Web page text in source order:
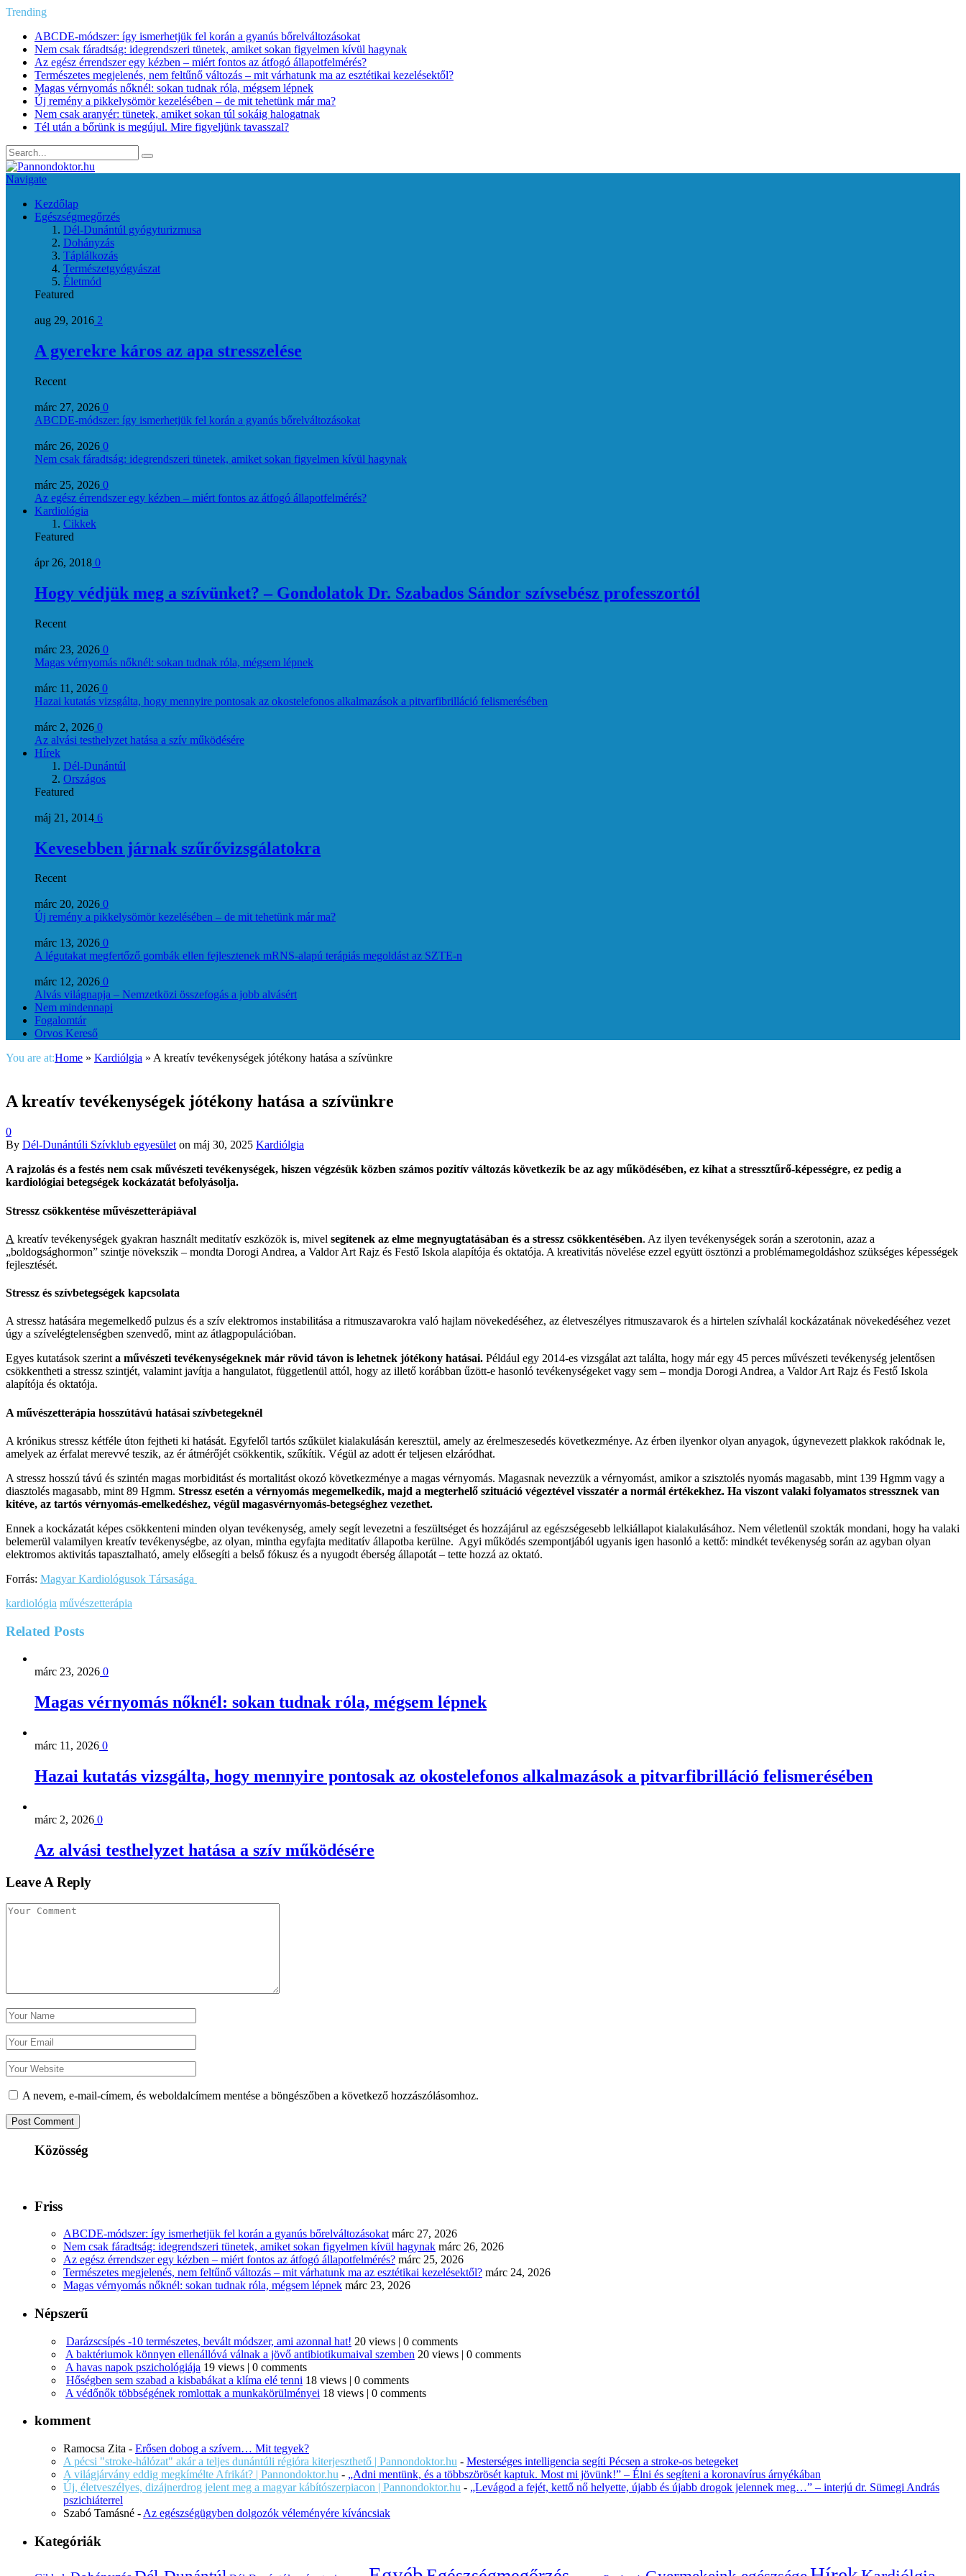
Trending
ABCDE‑módszer: így ismerhetjük fel korán a gyanús bőrelváltozásokat
Nem csak fáradtság: idegrendszeri tünetek, amiket sokan figyelmen kívül hagynak
Az egész érrendszer egy kézben – miért fontos az átfogó állapotfelmérés?
Természetes megjelenés, nem feltűnő változás – mit várhatunk ma az esztétikai kezelésektől?
Magas vérnyomás nőknél: sokan tudnak róla, mégsem lépnek
Új remény a pikkelysömör kezelésében – de mit tehetünk már ma?
Nem csak aranyér: tünetek, amiket sokan túl sokáig halogatnak
Tél után a bőrünk is megújul. Mire figyeljünk tavasszal?
Navigate
Kezdőlap
Egészségmegőrzés
Dél-Dunántúl gyógyturizmusa
Dohányzás
Táplálkozás
Természetgyógyászat
Életmód
Featured
aug 29, 2016 2
A gyerekre káros az apa stresszelése
Recent
márc 27, 2026 0
ABCDE‑módszer: így ismerhetjük fel korán a gyanús bőrelváltozásokat
márc 26, 2026 0
Nem csak fáradtság: idegrendszeri tünetek, amiket sokan figyelmen kívül hagynak
márc 25, 2026 0
Az egész érrendszer egy kézben – miért fontos az átfogó állapotfelmérés?
Kardiológia
Cikkek
Featured
ápr 26, 2018 0
Hogy védjük meg a szívünket? – Gondolatok Dr. Szabados Sándor szívsebész professzortól
Recent
márc 23, 2026 0
Magas vérnyomás nőknél: sokan tudnak róla, mégsem lépnek
márc 11, 2026 0
Hazai kutatás vizsgálta, hogy mennyire pontosak az okostelefonos alkalmazások a pitvarfibrilláció felismerésében
márc 2, 2026 0
Az alvási testhelyzet hatása a szív működésére
Hírek
Dél-Dunántúl
Országos
Featured
máj 21, 2014 6
Kevesebben járnak szűrővizsgálatokra
Recent
márc 20, 2026 0
Új remény a pikkelysömör kezelésében – de mit tehetünk már ma?
márc 13, 2026 0
A légutakat megfertőző gombák ellen fejlesztenek mRNS-alapú terápiás megoldást az SZTE-n
márc 12, 2026 0
Alvás világnapja – Nemzetközi összefogás a jobb alvásért
Nem mindennapi
Fogalomtár
Orvos Kereső
You are at:Home » Kardiólgia » A kreatív tevékenységek jótékony hatása a szívünkre
A kreatív tevékenységek jótékony hatása a szívünkre
0
By Dél-Dunántúli Szívklub egyesület on máj 30, 2025 Kardiólgia
A rajzolás és a festés nem csak művészeti tevékenységek, hiszen végzésük közben számos pozitív változás következik be az agy működésében, ez kihat a stressztűrő-képességre, ez pedig a
kardiológiai betegségek kockázatát befolyásolja.
Stressz csökkentése művészetterápiával
A kreatív tevékenységek gyakran használt meditatív eszközök is, mivel segítenek az elme megnyugtatásában és a stressz csökkentésében. Az ilyen tevékenységek során a szerotonin, azaz a
„boldogsághormon” szintje növekszik – mondta Dorogi Andrea, a Valdor Art Rajz és Festő Iskola alapítója és oktatója. A kreativitás növelése ezzel együtt ösztönzi a problémamegoldáshoz szükséges képességek
fejlesztését.
Stressz és szívbetegségek kapcsolata
A stressz hatására megemelkedő pulzus és a szív elektromos instabilitása a ritmuszavarokra való hajlam növekedéséhez, az életveszélyes ritmuszavarok és a hirtelen szívhalál kockázatának növekedéséhez vezet
úgy a szívelégtelenségben szenvedő, mint az átlagpopulációban.
Egyes kutatások szerint a művészeti tevékenységeknek már rövid távon is lehetnek jótékony hatásai. Például egy 2014-es vizsgálat azt találta, hogy már egy 45 perces művészeti tevékenység jelentősen
csökkentheti a stressz szintjét, valamint javítja a hangulatot, függetlenül attól, hogy az illető korábban űzött-e hasonló tevékenységeket vagy sem – mondja Dorogi Andrea, a Valdor Art Rajz és Festő Iskola
alapítója és oktatója.
A művészetterápia hosszútávú hatásai szívbetegeknél
A krónikus stressz kétféle úton fejtheti ki hatását. Egyfelől tartós szűkület kialakulásán keresztül, amely az érelmeszesedés következménye. Az érben ilyenkor olyan anyagok, úgynevezett plakkok rakódnak le,
amelyek az érfalat merevvé teszik, az ér átmérőjét csökkentik, szűkítik. Végül az adott ér teljesen elzáródhat.
A stressz hosszú távú és szintén magas morbiditást és mortalitást okozó következménye a magas vérnyomás. Magasnak nevezzük a vérnyomást, amikor a szisztolés nyomás magasabb, mint 139 Hgmm vagy a
diasztolés magasabb, mint 89 Hgmm. Stressz esetén a vérnyomás megemelkedik, majd a megterhelő szituáció végeztével visszatér a normál értékekhez. Ha viszont valaki folyamatos stressznek van
kitéve, az tartós vérnyomás-emelkedéshez, végül magasvérnyomás-betegséghez vezethet.
Ennek a kockázatát képes csökkenteni minden olyan tevékenység, amely segít levezetni a feszültséget és hozzájárul az egészségesebb lelkiállapot kialakulásához. Nem véletlenül szokták mondani, hogy ha valaki
belemerül valamilyen kreatív tevékenységbe, az olyan, mintha egyfajta meditatív állapotba kerülne. Agyi működés szempontjából ugyanis igen hasonló a kettő: mindkét tevékenység során az agyban olyan
elektromos aktivitás tapasztalható, amely elősegíti a belső fókusz és a nyugodt éberség állapotát – tette hozzá az oktató.
Forrás: Magyar Kardiológusok Társasága
kardiológia művészetterápia
Related Posts
márc 23, 2026 0
Magas vérnyomás nőknél: sokan tudnak róla, mégsem lépnek
márc 11, 2026 0
Hazai kutatás vizsgálta, hogy mennyire pontosak az okostelefonos alkalmazások a pitvarfibrilláció felismerésében
márc 2, 2026 0
Az alvási testhelyzet hatása a szív működésére
Leave A Reply
A nevem, e-mail-címem, és weboldalcímem mentése a böngészőben a következő hozzászólásomhoz.
Közösség
Friss
ABCDE‑módszer: így ismerhetjük fel korán a gyanús bőrelváltozásokat márc 27, 2026
Nem csak fáradtság: idegrendszeri tünetek, amiket sokan figyelmen kívül hagynak márc 26, 2026
Az egész érrendszer egy kézben – miért fontos az átfogó állapotfelmérés? márc 25, 2026
Természetes megjelenés, nem feltűnő változás – mit várhatunk ma az esztétikai kezelésektől? márc 24, 2026
Magas vérnyomás nőknél: sokan tudnak róla, mégsem lépnek márc 23, 2026
Népszerű
Darázscsípés -10 természetes, bevált módszer, ami azonnal hat! 20 views | 0 comments
A baktériumok könnyen ellenállóvá válnak a jövő antibiotikumaival szemben 20 views | 0 comments
A havas napok pszichológiája 19 views | 0 comments
Hőségben sem szabad a kisbabákat a klíma elé tenni 18 views | 0 comments
A védőnők többségének romlottak a munkakörülményei 18 views | 0 comments
komment
Ramocsa Zita - Erősen dobog a szívem… Mit tegyek?
A pécsi "stroke-hálózat" akár a teljes dunántúli régióra kiterjeszthető | Pannondoktor.hu - Mesterséges intelligencia segíti Pécsen a stroke-os betegeket
A világjárvány eddig megkímélte Afrikát? | Pannondoktor.hu - „Adni mentünk, és a többszörösét kaptuk. Most mi jövünk!” – Élni és segíteni a koronavírus árnyékában
Új, életveszélyes, dizájnerdrog jelent meg a magyar kábítószerpiacon | Pannondoktor.hu - „Levágod a fejét, kettő nő helyette, újabb és újabb drogok jelennek meg…” – interjú dr. Sümegi András
pszichiáterrel
Szabó Tamásné - Az egészségügyben dolgozók véleményére kíváncsiak
Kategóriák